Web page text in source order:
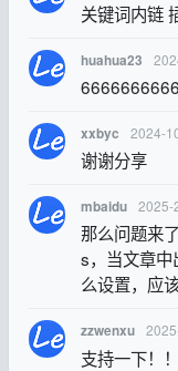
关键词内链
huahua23
xxbyc 2024-
谢谢分享
mbaidu 2025-
那么问题来
s，当文章
么设置，应
zzwenxu
支持一下！